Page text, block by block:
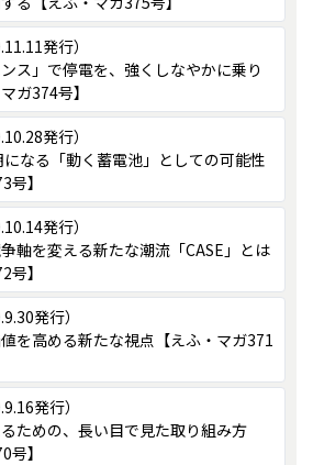
発行）
ンス」で停電を、強くしなやかに乗り
ガ374号】
発行）
になる「動く蓄電池」としての可能性
号】
発行）
軸を変える新たな潮流「CASE」とは
号】
発行）
を高める新たな視点【えふ・マガ371
発行）
ための、長い目で見た取り組み方
号】